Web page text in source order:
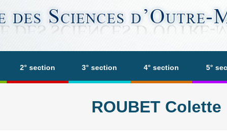
2° section 3° section 4° section 5°
ROUBET Colette